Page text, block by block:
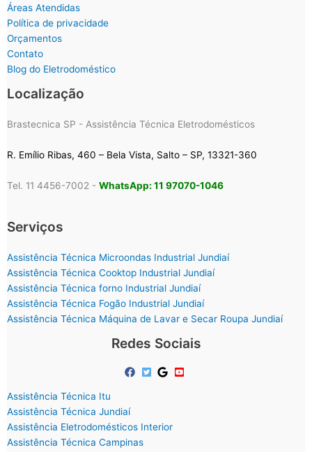
Áreas Atendidas
Política de privacidade
Orçamentos
Contato
Blog do Eletrodoméstico
Localização
Brastecnica SP - Assistência Técnica Eletrodomésticos
R. Emílio Ribas, 460 – Bela Vista, Salto – SP, 13321-360
Tel. 11 4456-7002 - WhatsApp: 11 97070-1046
Serviços
Assistência Técnica Microondas Industrial Jundiaí
Assistência Técnica Cooktop Industrial Jundiaí
Assistência Técnica forno Industrial Jundiaí
Assistência Técnica Fogão Industrial Jundiaí
Assistência Técnica Máquina de Lavar e Secar Roupa Jundiaí
Redes Sociais
Assistência Técnica Itu
Assistência Técnica Jundiaí
Assistência Eletrodomésticos Interior
Assistência Técnica Campinas